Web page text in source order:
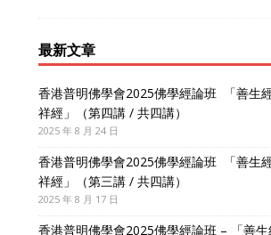
最新文章
香港普明佛學會2025佛學經論班 「善生
祥經」（第四講 / 共四講）
2025 年 8 月 24 日
香港普明佛學會2025佛學經論班 「善生
祥經」（第三講 / 共四講）
2025 年 8 月 17 日
香港普明佛學會2025佛學經論班 – 「善